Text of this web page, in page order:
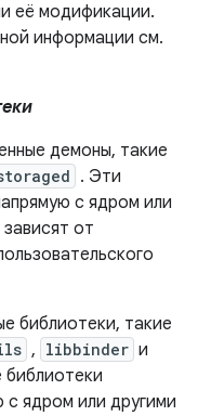
её модификации.
информации см.
демоны, такие
. Эти
с ядром или
от
библиотеки, такие
, libbinder и
библиотеки
ядром или другими